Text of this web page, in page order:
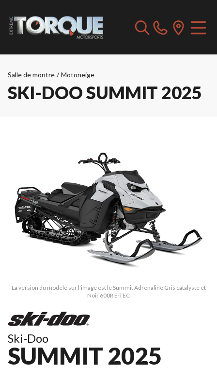
Salle de montre / Motoneige
SKI-DOO SUMMIT 2025
La version du modèle sur l'image est le Summit Adrenaline Gris catalyste et
Noir 600R E-TEC
Ski-Doo
SUMMIT 2025